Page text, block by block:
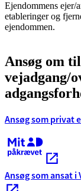
Ejendommens ejer/
etableringer og
ejendommen.
Ansøg om
vejadgang/
Ansøg som privat
Kræver MitID
Ansøg som ansat i